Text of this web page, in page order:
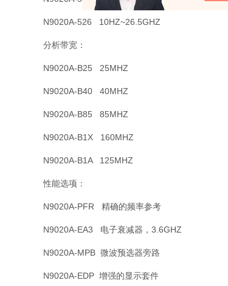
N9020A-526 10HZ~26.5GHZ
分析带宽：
N9020A-B25 25MHZ
N9020A-B40 40MHZ
N9020A-B85 85MHZ
N9020A-B1X 160MHZ
N9020A-B1A 125MHZ
性能选项：
N9020A-PFR 精确的频率参考
N9020A-EA3 电子衰减器，3.6GHZ
N9020A-MPB 微波预选器旁路
N9020A-EDP 增强的显示套件